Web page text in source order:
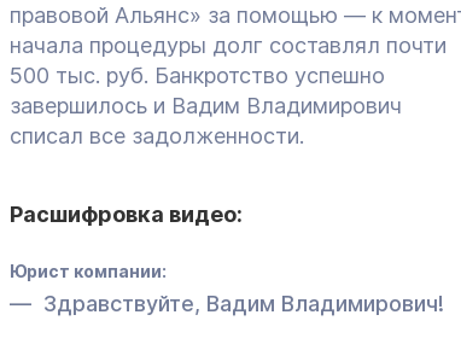
правовой Альянс» за помощью — к
начала процедуры долг составлял почти
500 тыс. руб. Банкротство успешно
завершилось и Вадим Владимирович
списал все задолженности.
Расшифровка видео:
Юрист компании:
Здравствуйте, Вадим Владимирович!